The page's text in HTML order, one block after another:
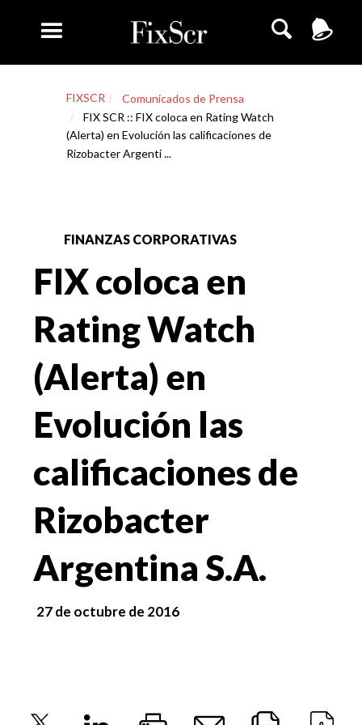
FIXSCR
Comunicados de Prensa
FIX SCR :: FIX coloca en Rating Watch
(Alerta) en Evolución las calificaciones de
Rizobacter Argenti ...
FINANZAS CORPORATIVAS
FIX coloca en
Rating Watch
(Alerta) en
Evolución las
calificaciones de
Rizobacter
Argentina S.A.
27 de octubre de 2016